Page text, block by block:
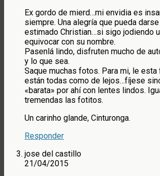
Ex gordo de mierd…mi envidia es
siempre. Una alegría que pueda
estimado Christian…si sigo jodiendo
equivocar con su nombre.
Pasenlá lindo, disfruten mucho de
y lo que sea.
Saque muchas fotos. Para mi, le esta
están todas como de lejos…fíjese
«barata» por ahí con lentes lindos.
tremendas las fotitos.
Un carinho glande, Cinturonga.
Responder
jose del castillo
21/04/2015